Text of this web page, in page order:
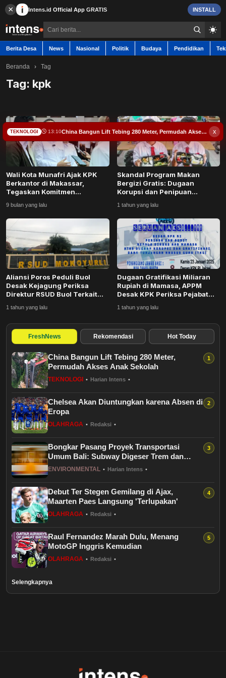
× Intens.id Official App GRATIS INSTALL
Berita Desa News Nasional Politik Budaya Pendidikan
Contact
News
Nasional
Politik
Budaya
Pendidikan
Teknologi
Hukum dan Kriminal
Bursa
Kesehatan
Pariwisata
Olahraga
Ekonomi Bisnis
Healthstyle
Essai
Environmental
Kuliner
Cerpen
Beranda › Tag
Tag: kpk
Wali Kota Munafri Ajak KPK
Berkantor di Makassar,
Tegaskan Komitmen
9 bulan yang lalu
Skandal Program Makan
Bergizi Gratis: Dugaan
Korupsi dan Penipuan
1 tahun yang lalu
Aliansi Poros Peduli Buol
Desak Kejagung Periksa
Direktur RSUD Buol Terkait
1 tahun yang lalu
Dugaan Gratifikasi Miliaran
Rupiah di Mamasa, APPM
Desak KPK Periksa Pejabat
1 tahun yang lalu
FreshNews Rekomendasi Hot Today
China Bangun Lift Tebing 280 Meter,
Permudah Akses Anak Sekolah
TEKNOLOGI • Harian Intens •
Chelsea Akan Diuntungkan karena Absen di
Eropa
OLAHRAGA • Redaksi •
Bongkar Pasang Proyek Transportasi
Umum Bali: Subway Digeser Trem dan
Taksi Air
ENVIRONMENTAL • Harian Intens •
Debut Ter Stegen Gemilang di Ajax,
Maarten Paes Langsung 'Terlupakan'
OLAHRAGA • Redaksi •
Raul Fernandez Marah Dulu, Menang
MotoGP Inggris Kemudian
OLAHRAGA • Redaksi •
Selengkapnya
x
TEKNOLOGI 13:10 China Bangun Lift Tebing 280 Meter, Permudah Akses Anak Sekolah